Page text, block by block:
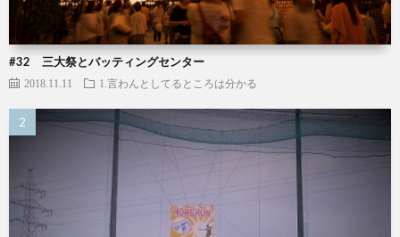
#32 三大祭とバッティングセンター
2018.11.11 1.言わんとしてるところは分かる